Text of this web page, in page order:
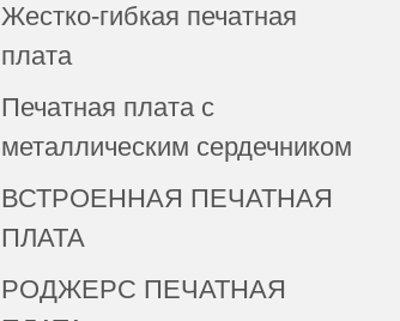
Жестко-гибкая печатная
плата
Печатная плата с
металлическим сердечником
ВСТРОЕННАЯ ПЕЧАТНАЯ
ПЛАТА
РОДЖЕРС ПЕЧАТНАЯ